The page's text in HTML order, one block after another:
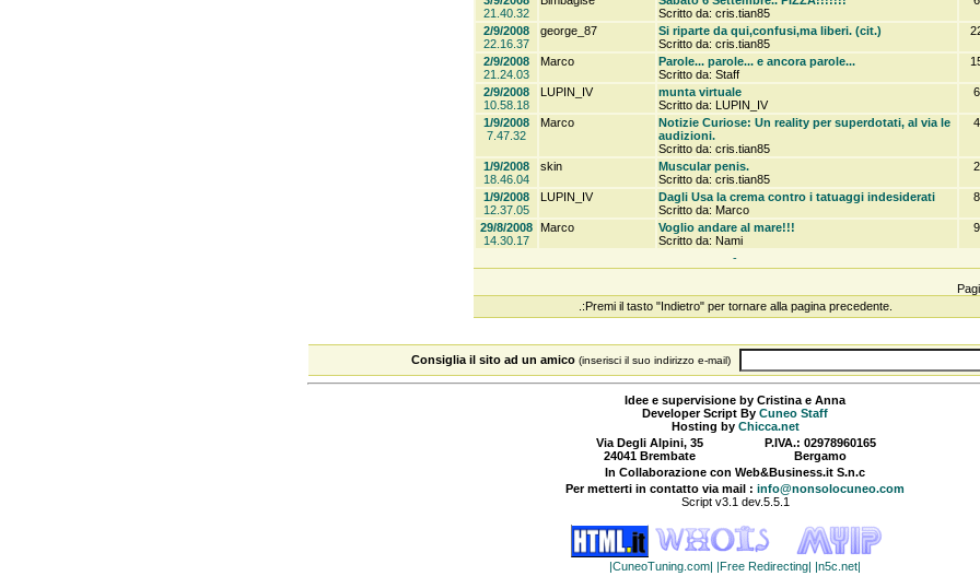
21.40.32
Scritto da: cris.tian85
2/9/2008
22.16.37
george_87
Si riparte da qui,confusi,ma liberi. (cit.)
Scritto da: cris.tian85
2/9/2008
21.24.03
Marco
Parole... parole... e ancora parole...
Scritto da: Staff
2/9/2008
10.58.18
LUPIN_IV
munta virtuale
Scritto da: LUPIN_IV
6
1/9/2008
7.47.32
Marco
Notizie Curiose: Un reality per superdotati, al via le
audizioni.
Scritto da: cris.tian85
4
1/9/2008
18.46.04
skin
Muscular penis.
Scritto da: cris.tian85
2
1/9/2008
12.37.05
LUPIN_IV
Dagli Usa la crema contro i tatuaggi indesiderati
Scritto da: Marco
8
29/8/2008
14.30.17
Marco
Voglio andare al mare!!!
Scritto da: Nami
9
-
.:Premi il tasto "Indietro" per tornare alla pagina precedente.
Consiglia il sito ad un amico (inserisci il suo indirizzo e-mail)
Idee e supervisione by Cristina e Anna
Developer Script By Cuneo Staff
Hosting by Chicca.net
Via Degli Alpini, 35
24041 Brembate
P.IVA.: 02978960165
Bergamo
In Collaborazione con Web&Business.it S.n.c
Per metterti in contatto via mail : info@nonsolocuneo.com
Script v3.1 dev.5.5.1
|CuneoTuning.com| |Free Redirecting| |n5c.net|